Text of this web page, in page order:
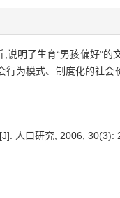
明了生育“男孩偏好”
为模式、制度化的社
人口研究, 2006, 30(3):